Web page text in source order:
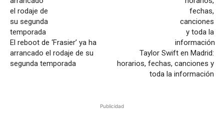
El reboot de ‘Frasier’ ya ha
arrancado el rodaje de su
segunda temporada
Taylor Swift en Madrid:
horarios, fechas, canciones y
toda la información
Publicidad